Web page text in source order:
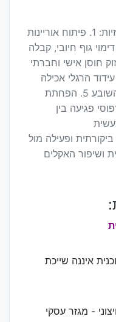
דיאלוג עם המראה - מטרות מרכזיות: 1. פיתוח אוריינות
2. חיזוק דימוי גוף חיובי, קבלה
הלא-מושלם 3. חיזוק חוסן אישי וחברתי
לחצים ומסרים תרבותיים 4. עידוד הרגלי אכילה
מבוססי הקשבה לאותות הרעב והשובע 5. הפחתת
פגיעה בין
מעשית
ופעילה מול
אישית ושיפור האקלים
איננה שייכת
- מגזר עסקי